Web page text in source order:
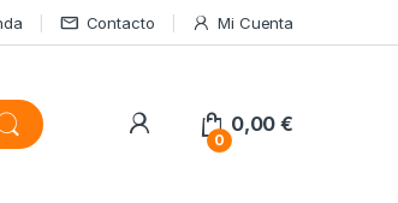
Contacto Mi Cuenta
My Account
0
0,00€